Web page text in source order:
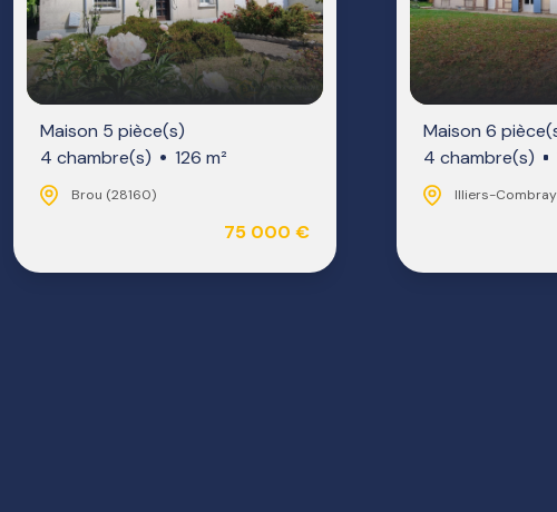
Maison 5 pièce(s)
4 chambre(s)
126 m²
Brou (28160)
75 000 €
Maison 6
4 chambre(s)
Illiers-